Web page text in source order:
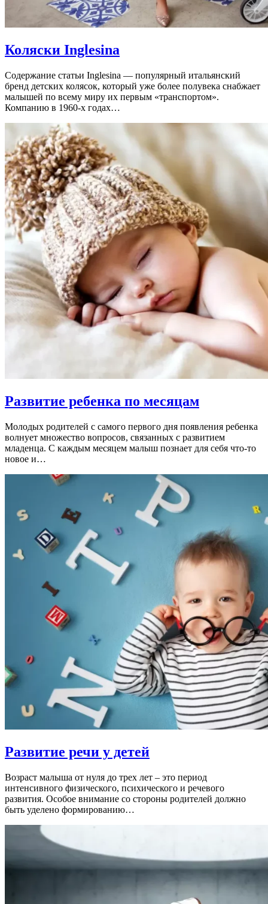
Коляски Inglesina
Содержание статьи Inglesina — популярный итальянский
бренд детских колясок, который уже более полувека снабжает
малышей по всему миру их первым «транспортом».
Компанию в 1960-х годах…
Развитие ребенка по месяцам
Молодых родителей с самого первого дня появления ребенка
волнует множество вопросов, связанных с развитием
младенца. С каждым месяцем малыш познает для себя что-то
новое и…
Развитие речи у детей
Возраст малыша от нуля до трех лет – это период
интенсивного физического, психического и речевого
развития. Особое внимание со стороны родителей должно
быть уделено формированию…